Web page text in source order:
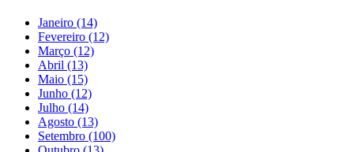
Janeiro (14)
Fevereiro (12)
Março (12)
Abril (13)
Maio (15)
Junho (12)
Julho (14)
Agosto (13)
Setembro (100)